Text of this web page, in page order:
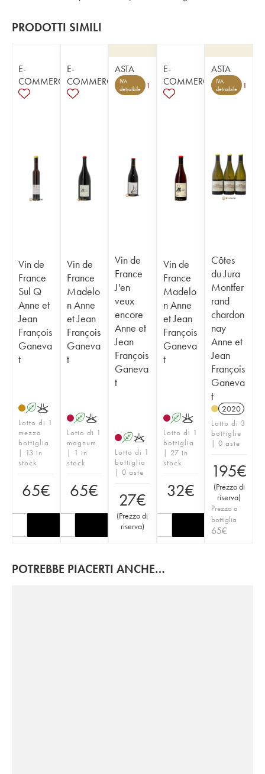
PRODOTTI SIMILI
E-
COMMERCE
Vin de
France
Sul Q
Anne et
Jean
François
Ganeva
t
AK
Lotto di 1
mezza
bottiglia
| 13 in
stock
65€
E-
COMMERCE
Vin de
France
Madelo
n Anne
et Jean
François
Ganeva
t
AK
Lotto di 1
magnum
| 1 in
stock
65€
ASTA
IVA
detraibile
1
Vin de
France
J'en
veux
encore
Anne et
Jean
François
Ganeva
t
AK
Lotto di 1
bottiglia
| 0 aste
27€
(Prezzo di
riserva)
E-
COMMERCE
Vin de
France
Madelo
n Anne
et Jean
François
Ganeva
t
AK
Lotto di 1
bottiglia
| 27 in
stock
32€
ASTA
IVA
detraibile
1
Côtes
du Jura
Montfer
rand
chardon
nay
Anne et
Jean
François
Ganeva
t
2020
Lotto di 3
bottiglie
| 0 aste
195€
(Prezzo di
riserva)
Prezzo a
bottiglia
65€
POTREBBE PIACERTI ANCHE…